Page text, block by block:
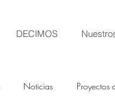
DECIMOS
Noticias Proyectos